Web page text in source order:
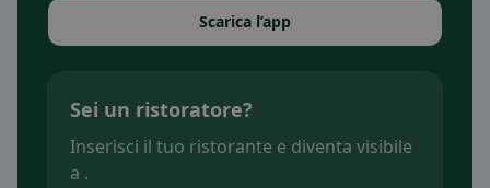
Scarica l’app
Sei un ristoratore?
Inserisci il tuo ristorante e diventa visibile
a .